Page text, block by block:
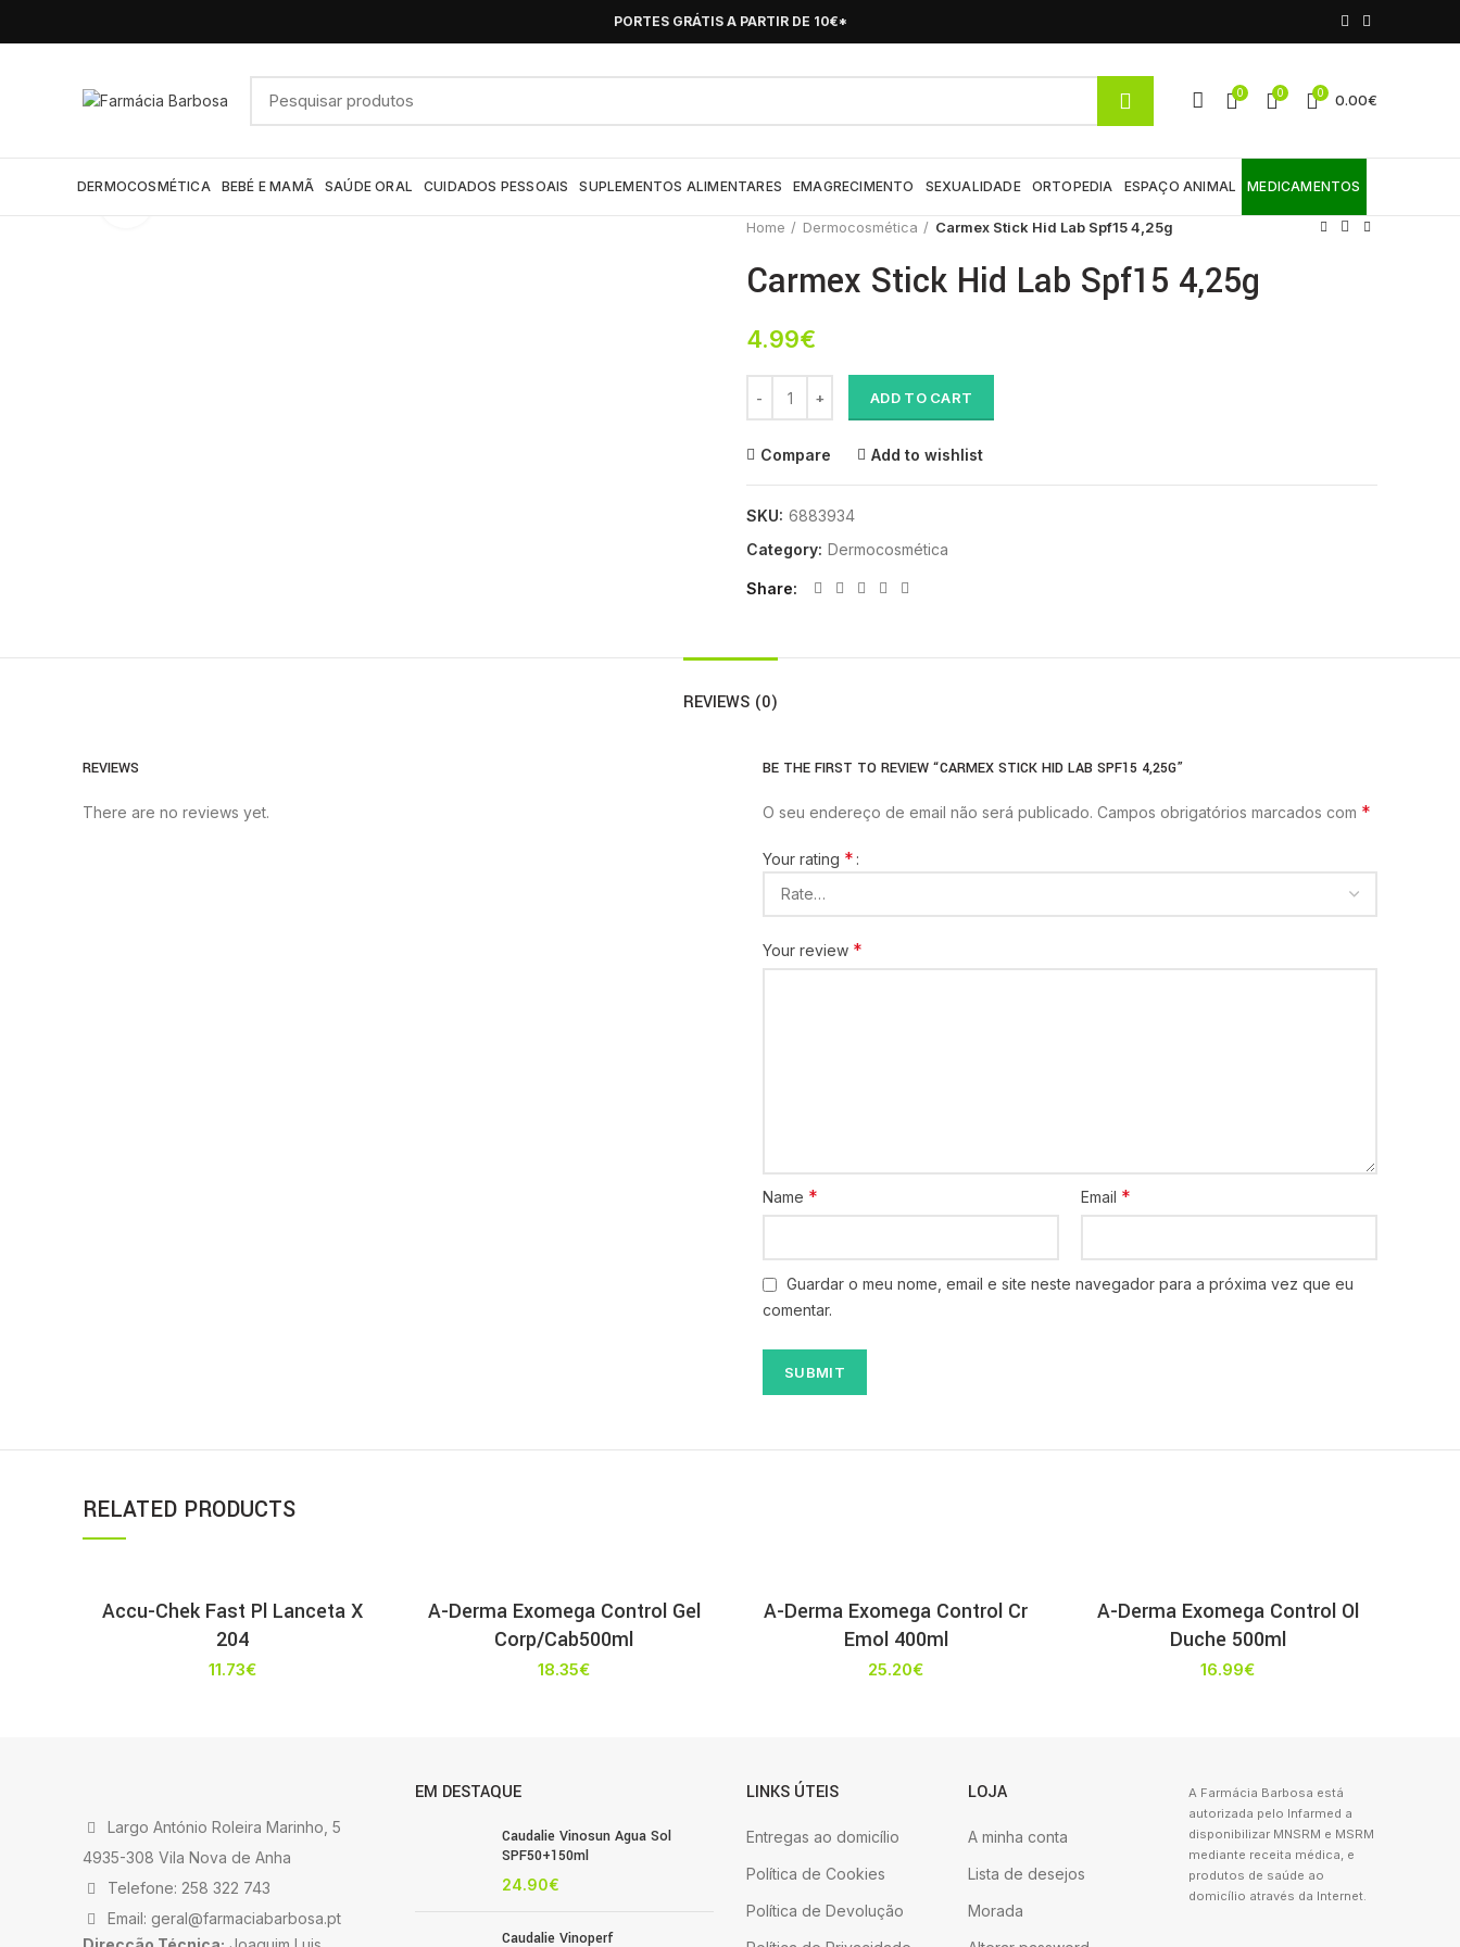
PORTES GRÁTIS A PARTIR DE 10€*
0 0 0 0.00€
DERMOCOSMÉTICA BEBÉ E MAMÃ SAÚDE ORAL CUIDADOS PESSOAIS SUPLEMENTOS ALIMENTARES EMAGRECIMENTO SEXUALIDADE ORTOPEDIA ESPAÇO ANIMAL MEDICAMENTOS
Home
Dermocosmética Carmex Stick Hid Lab Spf15 4,25g
Carmex Stick Hid Lab Spf15 4,25g
4.99€
ADD TO CART
Compare Add to wishlist
SKU: 6883934
Category: Dermocosmética
Share
REVIEWS (0)
REVIEWS
There are no reviews yet.
BE THE FIRST TO REVIEW “CARMEX STICK HID LAB SPF15 4,25G”
O seu endereço de email não será publicado. Campos obrigatórios marcados com *
Your rating *
Your review *
Name * Email *
Guardar o meu nome, email e site neste navegador para a próxima vez que eu
comentar.
RELATED PRODUCTS
Accu-Chek Fast Pl Lanceta X
204
11.73€
A-Derma Exomega Control Gel
Corp/Cab500ml
18.35€
A-Derma Exomega Control Cr
Emol 400ml
25.20€
A-Derma Exomega Control Ol
Duche 500ml
16.99€
Largo António Roleira Marinho, 5
4935-308 Vila Nova de Anha
Telefone: 258 322 743
Email: geral@farmaciabarbosa.pt
EM DESTAQUE
Caudalie Vinosun Agua Sol
SPF50+150ml
24.90€
Caudalie Vinoperf
LINKS ÚTEIS
Entregas ao domicílio
Política de Cookies
Política de Devolução
LOJA
A minha conta
Lista de desejos
Morada
A Farmácia Barbosa está
autorizada pelo Infarmed a
disponibilizar MNSRM e MSRM
mediante receita médica, e
produtos de saúde ao
domicílio através da Internet.